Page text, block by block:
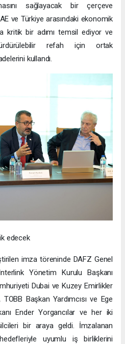
sağlayacak bir çerçeve
ve Türkiye arasındaki ekonomik
kritik bir adımı temsil ediyor ve
refah için ortak
kullandı.
edecek
imza töreninde DAFZ Genel
Yönetim Kurulu Başkanı
Dubai ve Kuzey Emirlikler
Başkan Yardımcısı ve Ege
Ender Yorgancılar ve her iki
bir araya geldi. İmzalanan
uyumlu iş birliklerini